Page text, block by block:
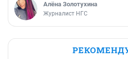
Алёна Золотухина
Журналист НГС